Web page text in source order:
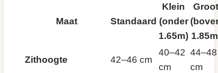
Maat Standaard
Klein
(onder
1.65m)
Groot
Zithoogte 42–46 cm
40–42
cm
44–48
cm